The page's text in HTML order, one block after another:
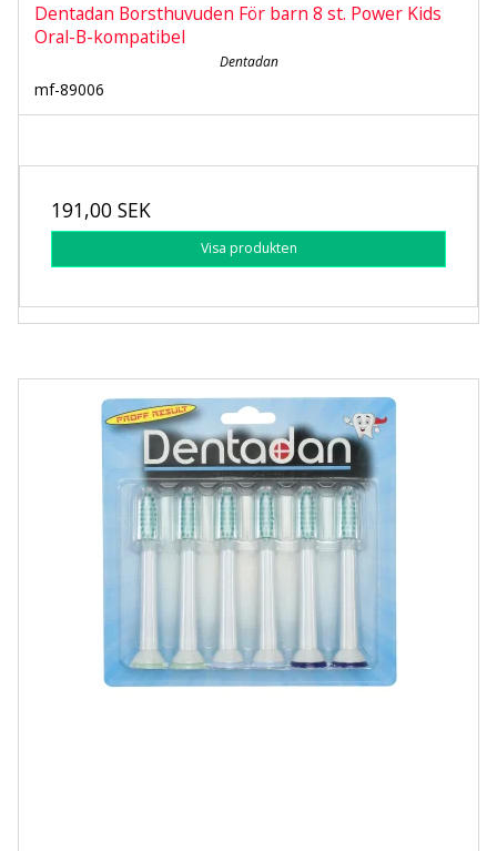
Dentadan Borsthuvuden För barn 8 st. Power Kids
Oral-B-kompatibel
Dentadan
mf-89006
191,00 SEK
Visa produkten